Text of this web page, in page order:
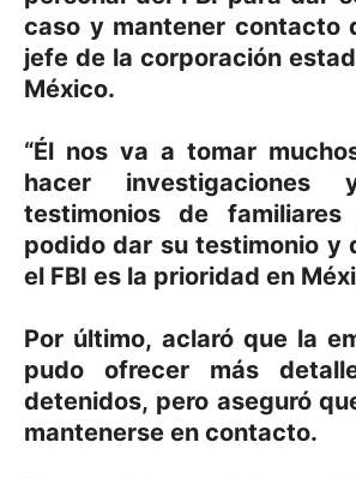
caso y mantener contacto
jefe de la corporación
México.
“Él nos va a tomar
hacer
testimonios de
podido dar su testimonio y
el FBI es la prioridad en
Por último, aclaró que la
pudo ofrecer más
detenidos, pero aseguró
mantenerse en contacto.